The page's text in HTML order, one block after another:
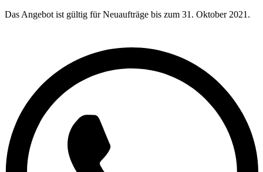
Das Angebot ist gültig für Neuaufträge bis zum 31. Oktober 2021.